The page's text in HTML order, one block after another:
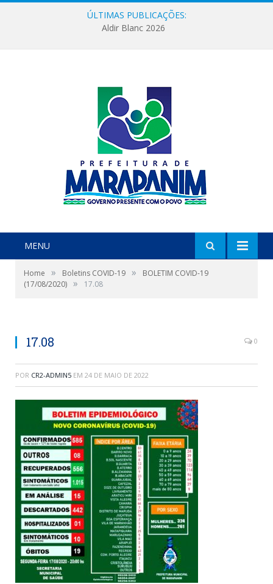
ÚLTIMAS PUBLICAÇÕES:
Aldir Blanc 2026
MENU
Home » Boletins COVID-19 »
BOLETIM COVID-19
(17/08/2020) » 17.08
17.08 0
POR CR2-ADMIN5 EM 24 DE MAIO DE 2022